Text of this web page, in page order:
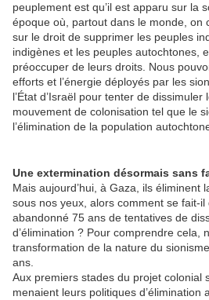
peuplement est qu’il est apparu sur la
époque où, partout dans le monde, on
sur le droit de supprimer les peuples
indigènes et les peuples autochtones,
préoccuper de leurs droits. Nous
efforts et l’énergie déployés par les
l’État d’Israël pour tenter de dissimuler
mouvement de colonisation tel que le
l’élimination de la population
Une extermination désormais sans
Mais aujourd’hui, à Gaza, ils éliminent
sous nos yeux, alors comment se fait-il
abandonné 75 ans de tentatives de
d’élimination ? Pour comprendre cela,
transformation de la nature du
ans.
Aux premiers stades du projet colonial
menaient leurs politiques d’élimination